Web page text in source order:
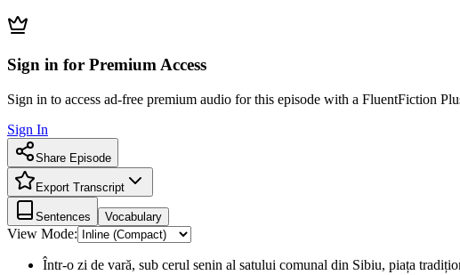
Sign in for Premium Access
Sign in to access ad-free premium audio for this episode with a FluentFiction
Sign In
Share Episode
Export Transcript
Sentences Vocabulary
View Mode:
Într-o zi de vară, sub cerul senin al satului comunal din Sibiu, piața